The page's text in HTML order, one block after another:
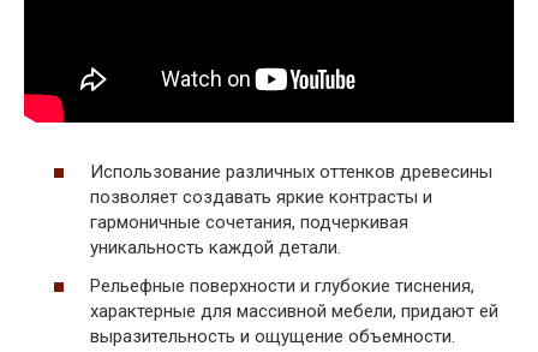
Использование различных оттенков древесины
позволяет создавать яркие контрасты и
гармоничные сочетания, подчеркивая
уникальность каждой детали.
Рельефные поверхности и глубокие тиснения,
характерные для массивной мебели, придают ей
выразительность и ощущение объемности.